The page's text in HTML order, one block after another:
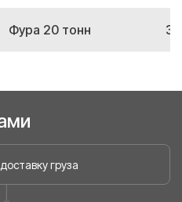
Фура 20 тонн
груза